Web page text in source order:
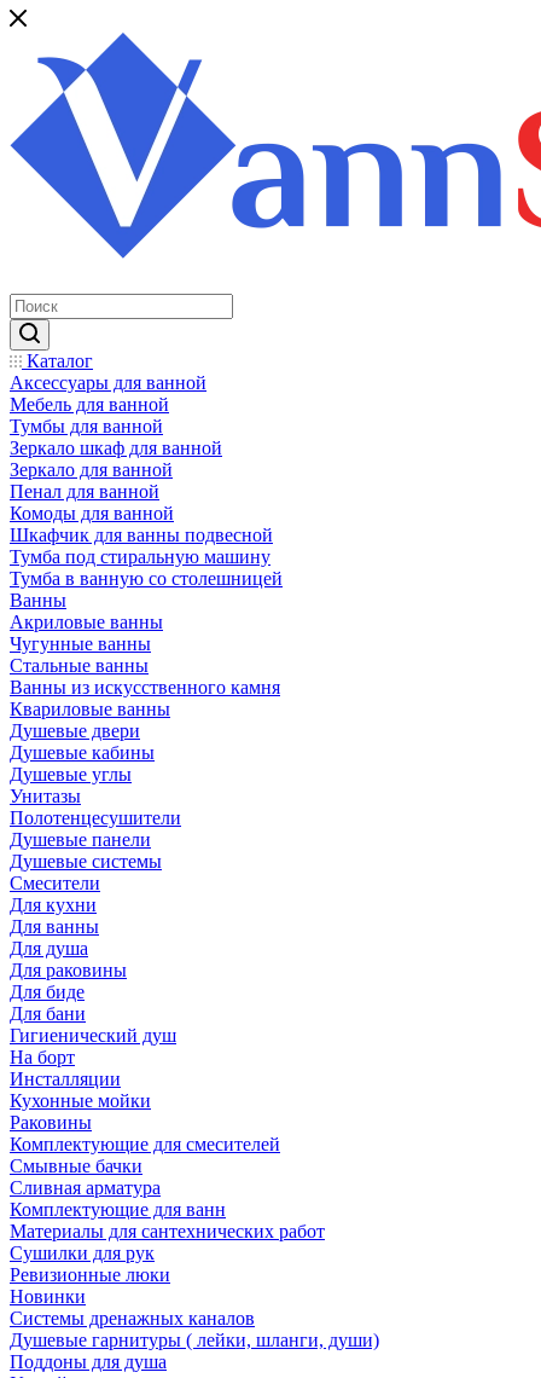
Каталог
Аксессуары для ванной
Мебель для ванной
Тумбы для ванной
Зеркало шкаф для ванной
Зеркало для ванной
Пенал для ванной
Комоды для ванной
Шкафчик для ванны подвесной
Тумба под стиральную машину
Тумба в ванную со столешницей
Ванны
Акриловые ванны
Чугунные ванны
Стальные ванны
Ванны из искусственного камня
Квариловые ванны
Душевые двери
Душевые кабины
Душевые углы
Унитазы
Полотенцесушители
Душевые панели
Душевые системы
Смесители
Для кухни
Для ванны
Для душа
Для раковины
Для биде
Для бани
Гигиенический душ
На борт
Инсталляции
Кухонные мойки
Раковины
Комплектующие для смесителей
Смывные бачки
Сливная арматура
Комплектующие для ванн
Материалы для сантехнических работ
Сушилки для рук
Ревизионные люки
Новинки
Системы дренажных каналов
Душевые гарнитуры ( лейки, шланги, души)
Поддоны для душа